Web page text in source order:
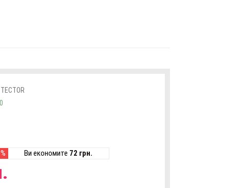
Ви економите 72 грн.